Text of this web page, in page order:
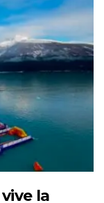
la